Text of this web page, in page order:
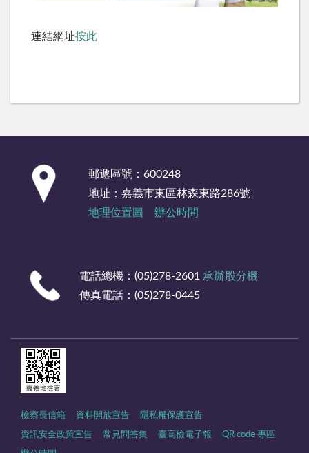
連結網址按此
郵遞區號：600248
地址：嘉義市東區林森東路286號
地理位置圖
辦公時間
電話總機：(05)278-2601 承辦股分機
傳真電話：(05)278-0445
檢察長信箱 資料開放宣告 隱私權保護宣告
資訊安全政策宣告 常見問答集 臺高檢電子報 QR code 專區